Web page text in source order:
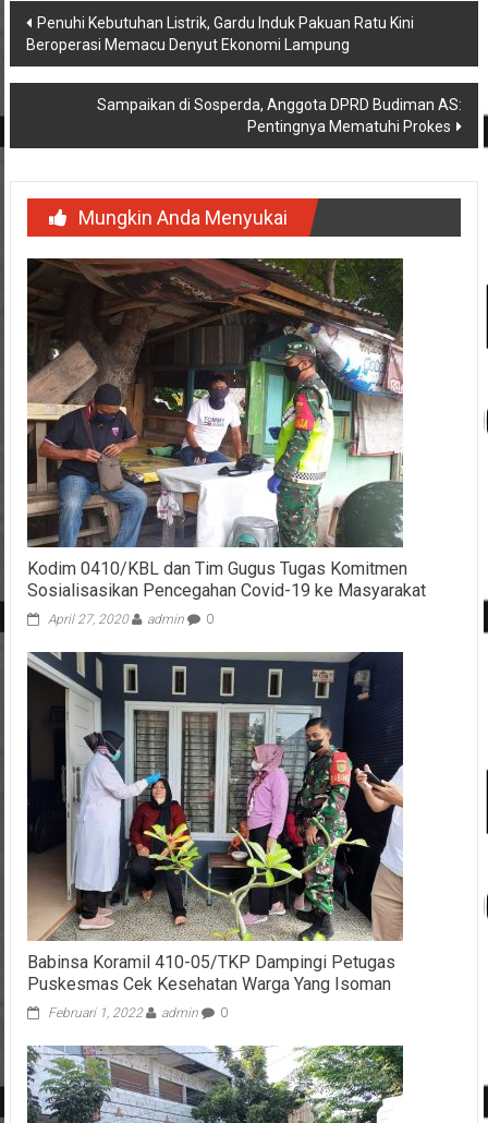
Navigasi
pos
Penuhi Kebutuhan Listrik, Gardu Induk Pakuan Ratu Kini
Beroperasi Memacu Denyut Ekonomi Lampung
Sampaikan di Sosperda, Anggota DPRD Budiman AS:
Pentingnya Mematuhi Prokes
Mungkin Anda Menyukai
Kodim 0410/KBL dan Tim Gugus Tugas Komitmen
Sosialisasikan Pencegahan Covid-19 ke Masyarakat
April 27, 2020 admin 0
Babinsa Koramil 410-05/TKP Dampingi Petugas
Puskesmas Cek Kesehatan Warga Yang Isoman
Februari 1, 2022 admin 0